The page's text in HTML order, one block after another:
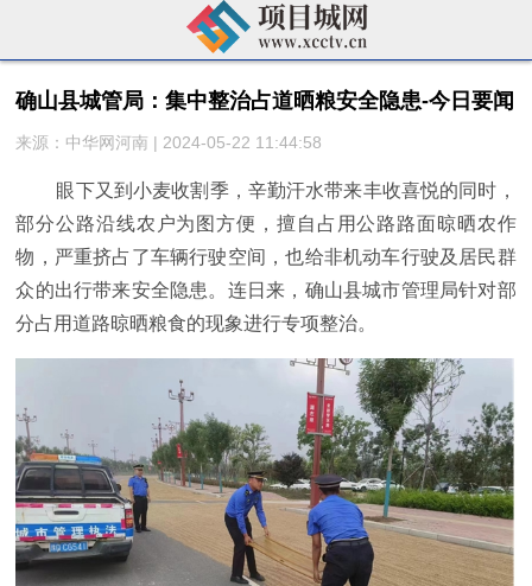
确山县城管局：集中整治占道晒粮安全隐患-今日要闻
来源：中华网河南 | 2024-05-22 11:44:58
眼下又到小麦收割季，辛勤汗水带来丰收喜悦的同时，
部分公路沿线农户为图方便，擅自占用公路路面晾晒农作
物，严重挤占了车辆行驶空间，也给非机动车行驶及居民群
众的出行带来安全隐患。连日来，确山县城市管理局针对部
分占用道路晾晒粮食的现象进行专项整治。